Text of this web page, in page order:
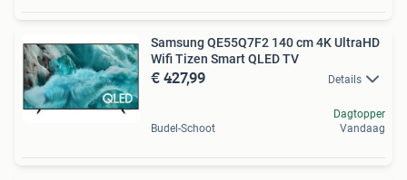
Samsung QE55Q7F2 140 cm 4K UltraHD
Wifi Tizen Smart QLED TV
€ 427,99 Details
Budel-Schoot
Dagtopper
Vandaag